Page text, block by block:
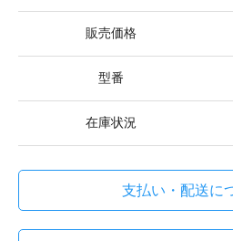
販売価格
型番
在庫状況
支払い・配送に